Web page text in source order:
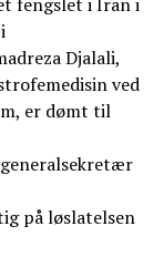
fengslet i Iran i
Djalali,
ved
er dømt til
på løslatelsen